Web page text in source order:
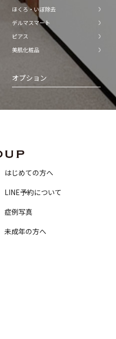
ほくろ・いぼ除去
デルマスマート
ピアス
美肌化粧品
オプション
はじめての方へ
LINE予約について
症例写真
未成年の方へ